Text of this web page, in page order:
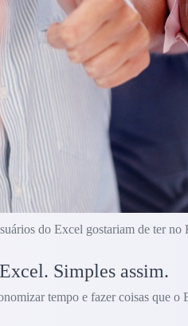
do Excel gostariam de ter no
Simples assim.
tempo e fazer coisas que o